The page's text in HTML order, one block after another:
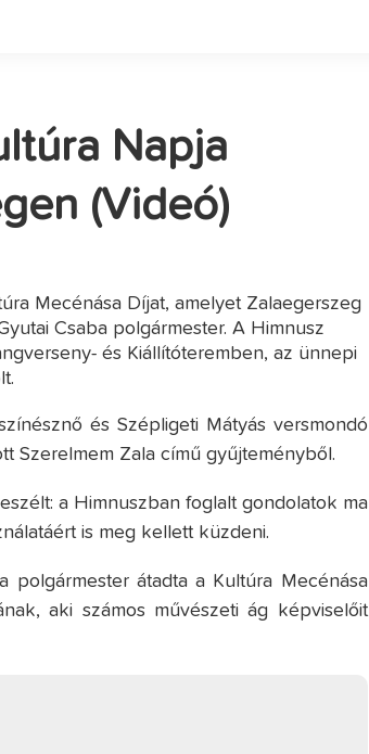
Napja
(Videó)
Mecénása Díjat, amelyet Zalaegerszeg
Csaba polgármester. A Himnusz
és Kiállítóteremben, az ünnepi
és Szépligeti Mátyás versmondó
Szerelmem Zala című gyűjteményből.
a Himnuszban foglalt gondolatok ma
is meg kellett küzdeni.
polgármester átadta a Kultúra Mecénása
aki számos művészeti ág képviselőit